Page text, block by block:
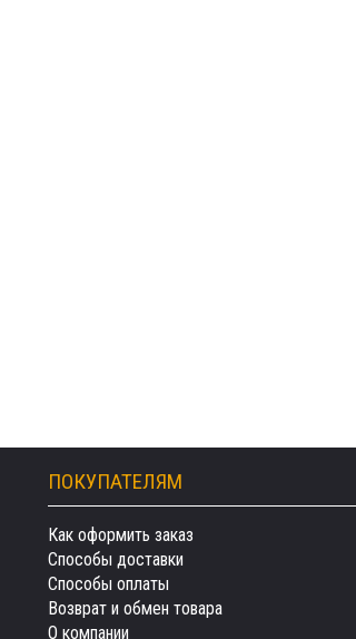
ПОКУПАТЕЛЯМ
Как оформить заказ
Способы доставки
Способы оплаты
Возврат и обмен товара
О компании